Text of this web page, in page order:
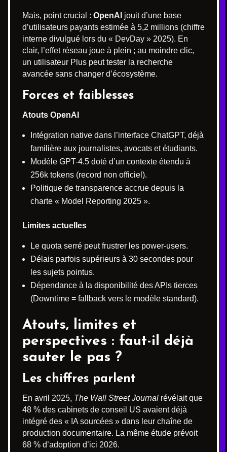
Mais, point crucial : OpenAI jouit d’une base
d’utilisateurs payants estimée à 5,2 millions (chiffre
interne divulgué lors du « DevDay » 2025). En
clair, l’effet réseau joue à plein ; au moindre clic,
un utilisateur Plus peut tester la recherche
avancée sans changer d’écosystème.
Forces et faiblesses
Atouts OpenAI
Intégration native dans l’interface ChatGPT, déjà
familière aux journalistes, avocats et étudiants.
Modèle GPT-4.5 doté d’un contexte étendu à
256k tokens (record non officiel).
Politique de transparence accrue depuis la
charte « Model Reporting 2025 ».
Limites actuelles
Le quota serré peut frustrer les power-users.
Délais parfois supérieurs à 30 secondes pour
les sujets pointus.
Dépendance à la disponibilité des APIs tierces
(Downtime = fallback vers le modèle standard).
Atouts, limites et
perspectives : faut-il déjà
sauter le pas ?
Les chiffres parlent
En avril 2025, The Wall Street Journal révélait que
48 % des cabinets de conseil US avaient déjà
intégré des « IA sourcées » dans leur chaîne de
production documentaire. La même étude prévoit
68 % d’adoption d’ici 2026.